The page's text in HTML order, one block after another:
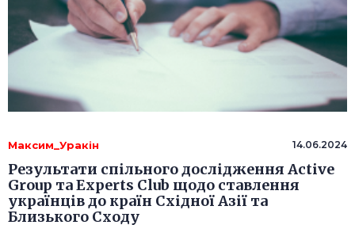
Максим_Уракін 14.06.2024
Результати спільного дослідження Active
Group та Experts Club щодо ставлення
українців до країн Східної Азії та
Близького Сходу